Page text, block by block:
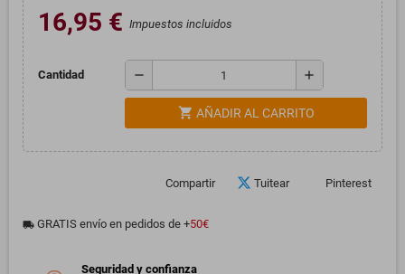
16,95 € Impuestos incluidos
Cantidad remove add
shopping_cart AÑADIR AL CARRITO
Compartir Tuitear Pinterest
local_shipping GRATIS envío en pedidos de +50€
Seguridad y confianza